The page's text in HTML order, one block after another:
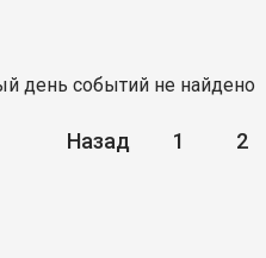
день событий не найдено
Назад 1 2